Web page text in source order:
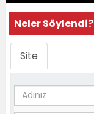
Neler Söylendi?
Site